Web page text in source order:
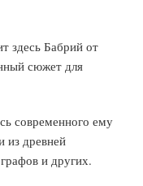
здесь Бабрий от
сюжет для
современного ему
из древней
и других.